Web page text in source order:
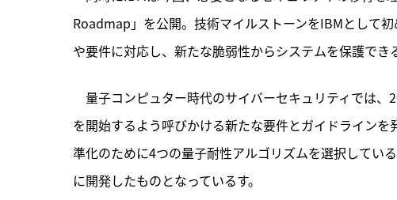
Roadmap」を公開。技術マイルストーンをIBMとして
や要件に対応し、新たな脆弱性からシステムを保護でき
量子コンピュター時代のサイバーセキュリティでは
を開始するよう呼びかける新たな要件とガイドライン
準化のために4つの量子耐性アルゴリズムを選択してい
に開発したものとなっているす。